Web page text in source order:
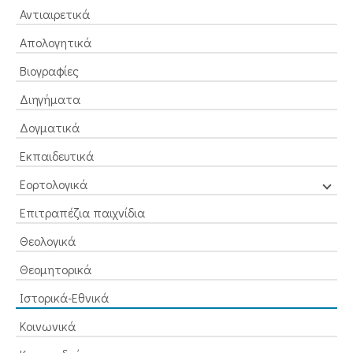
Αντιαιρετικά
Απολογητικά
Βιογραφίες
Διηγήματα
Δογματικά
Εκπαιδευτικά
Εορτολογικά
Επιτραπέζια παιχνίδια
Θεολογικά
Θεομητορικά
Ιστορικά-Εθνικά
Κοινωνικά